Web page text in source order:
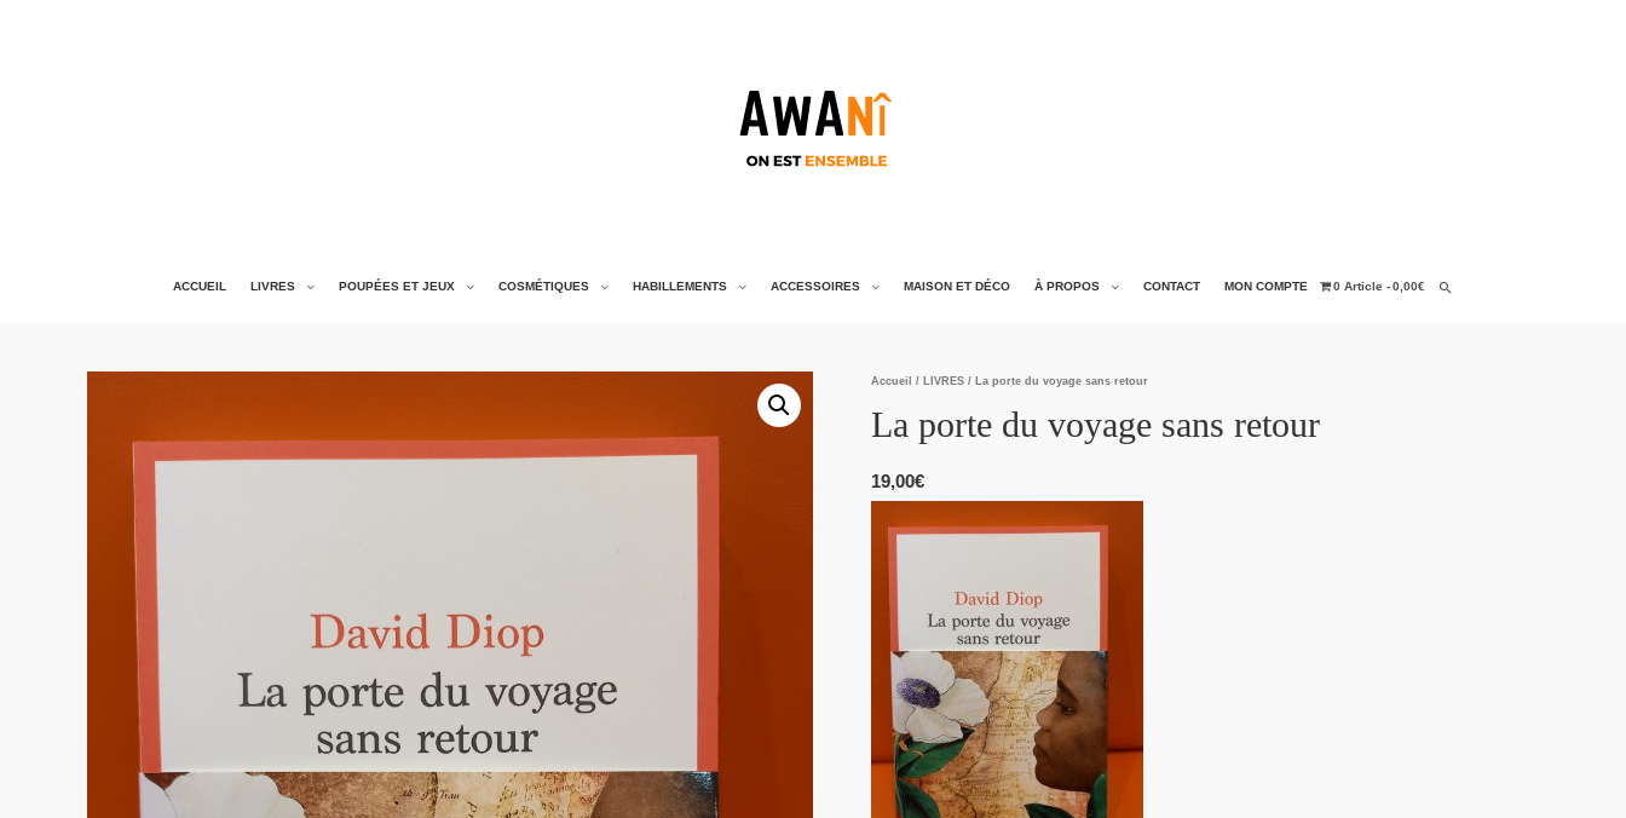
ACCUEIL LIVRES POUPÉES ET JEUX COSMÉTIQUES HABILLEMENTS ACCESSOIRES MAISON ET DÉCO À PROPOS CONTACT MON COMPTE 0 Article 0,00€
Accueil / LIVRES / La porte du voyage sans retour
La porte du voyage sans retour
19,00€